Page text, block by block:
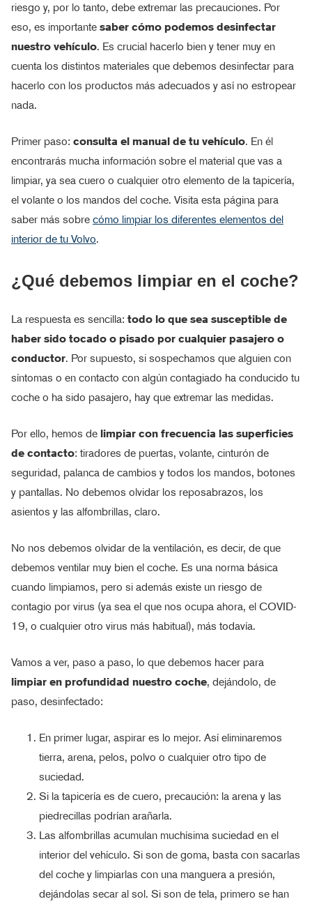
riesgo y, por lo tanto, debe extremar las precauciones. Por
eso, es importante saber cómo podemos desinfectar
nuestro vehículo. Es crucial hacerlo bien y tener muy en
cuenta los distintos materiales que debemos desinfectar para
hacerlo con los productos más adecuados y así no estropear
nada.
Primer paso: consulta el manual de tu vehículo. En él
encontrarás mucha información sobre el material que vas a
limpiar, ya sea cuero o cualquier otro elemento de la tapicería,
el volante o los mandos del coche. Visita esta página para
saber más sobre cómo limpiar los diferentes elementos del
interior de tu Volvo.
¿Qué debemos limpiar en el coche?
La respuesta es sencilla: todo lo que sea susceptible de
haber sido tocado o pisado por cualquier pasajero o
conductor. Por supuesto, si sospechamos que alguien con
síntomas o en contacto con algún contagiado ha conducido tu
coche o ha sido pasajero, hay que extremar las medidas.
Por ello, hemos de limpiar con frecuencia las superficies
de contacto: tiradores de puertas, volante, cinturón de
seguridad, palanca de cambios y todos los mandos, botones
y pantallas. No debemos olvidar los reposabrazos, los
asientos y las alfombrillas, claro.
No nos debemos olvidar de la ventilación, es decir, de que
debemos ventilar muy bien el coche. Es una norma básica
cuando limpiamos, pero si además existe un riesgo de
contagio por virus (ya sea el que nos ocupa ahora, el COVID-
19, o cualquier otro virus más habitual), más todavía.
Vamos a ver, paso a paso, lo que debemos hacer para
limpiar en profundidad nuestro coche, dejándolo, de
paso, desinfectado:
En primer lugar, aspirar es lo mejor. Así eliminaremos
tierra, arena, pelos, polvo o cualquier otro tipo de
suciedad.
Si la tapicería es de cuero, precaución: la arena y las
piedrecillas podrían arañarla.
Las alfombrillas acumulan muchísima suciedad en el
interior del vehículo. Si son de goma, basta con sacarlas
del coche y limpiarlas con una manguera a presión,
dejándolas secar al sol. Si son de tela, primero se han